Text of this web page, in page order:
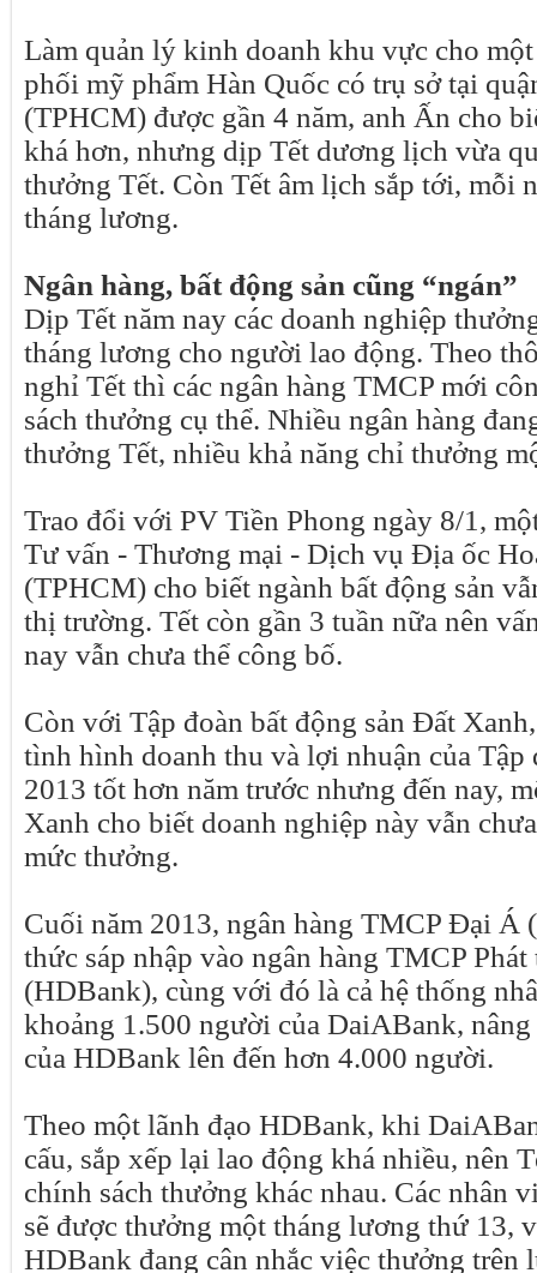
Làm quản lý kinh doanh khu vực cho
phối mỹ phẩm Hàn Quốc có trụ sở tại
(TPHCM) được gần 4 năm, anh Ấn cho
khá hơn, nhưng dịp Tết dương lịch vừa
thưởng Tết. Còn Tết âm lịch sắp tới, mỗi
tháng lương.
Ngân hàng, bất động sản cũng “ngán”
Dịp Tết năm nay các doanh nghiệp
tháng lương cho người lao động. Theo
nghỉ Tết thì các ngân hàng TMCP mới
sách thưởng cụ thể. Nhiều ngân hàng
thưởng Tết, nhiều khả năng chỉ thưởng
Trao đổi với PV Tiền Phong ngày 8/1,
Tư vấn - Thương mại - Dịch vụ Địa ốc
(TPHCM) cho biết ngành bất động sản
thị trường. Tết còn gần 3 tuần nữa nên
nay vẫn chưa thể công bố.
Còn với Tập đoàn bất động sản Đất
tình hình doanh thu và lợi nhuận của Tập
2013 tốt hơn năm trước nhưng đến nay,
Xanh cho biết doanh nghiệp này vẫn
mức thưởng.
Cuối năm 2013, ngân hàng TMCP Đại Á
thức sáp nhập vào ngân hàng TMCP
(HDBank), cùng với đó là cả hệ thống
khoảng 1.500 người của DaiABank,
của HDBank lên đến hơn 4.000 người.
Theo một lãnh đạo HDBank, khi
cấu, sắp xếp lại lao động khá nhiều, nên
chính sách thưởng khác nhau. Các nhân
sẽ được thưởng một tháng lương thứ 13,
HDBank đang cân nhắc việc thưởng trên